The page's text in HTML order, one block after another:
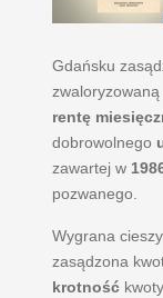
Gdańsku
rentę
dobrowolnego
zawartej w
pozwanego.
Wygrana
zasądzona
krotność